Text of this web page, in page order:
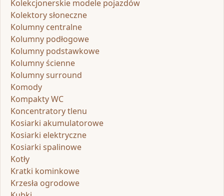
Kolekcjonerskie modele pojazdów
Kolektory słoneczne
Kolumny centralne
Kolumny podłogowe
Kolumny podstawkowe
Kolumny ścienne
Kolumny surround
Komody
Kompakty WC
Koncentratory tlenu
Kosiarki akumulatorowe
Kosiarki elektryczne
Kosiarki spalinowe
Kotły
Kratki kominkowe
Krzesła ogrodowe